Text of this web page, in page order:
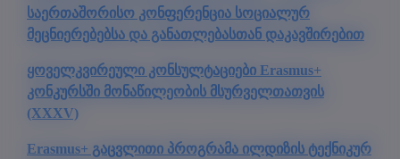
საერთაშორისო კონფერენცია სოციალურ
მეცნიერებებსა და განათლებასთან დაკავშირებით
ყოველკვირეული კონსულტაციები Erasmus+
კონკურსში მონაწილეობის მსურველთათვის
(XXXV)
Erasmus+ გაცვლითი პროგრამა ილდიზის ტექნიკურ